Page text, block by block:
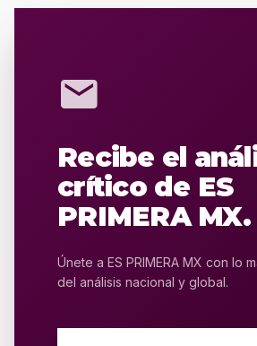
mail
Recibe el
crítico de ES
PRIMERA MX.
Únete a ES PRIMERA MX con lo
del análisis nacional y global.